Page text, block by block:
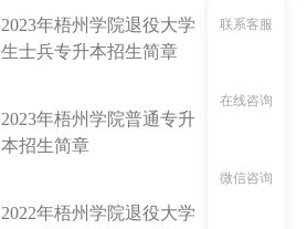
联系客服
在线咨询
微信咨询
2023年梧州学院退役大学
生士兵专升本招生简章
2023年梧州学院普通专升
本招生简章
2022年梧州学院退役大学